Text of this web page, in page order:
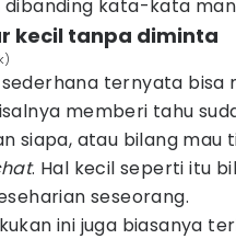
kata-kata
kecil tanpa diminta
ternyata bisa
memberi tahu
siapa, atau bilang mau
. Hal kecil seperti itu
seseorang.
ini juga biasanya